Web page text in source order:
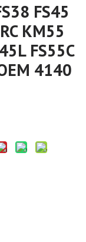
FS45
KM55
FS55C
4140